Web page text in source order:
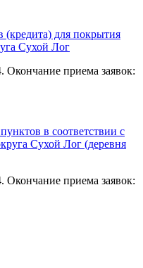
(кредита) для покрытия
Сухой Лог
Окончание приема заявок:
в соответствии с
Сухой Лог (деревня
Окончание приема заявок: